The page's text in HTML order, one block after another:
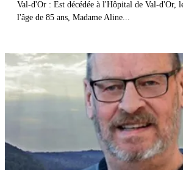
Val-d'Or : Est décédée à l'Hôpital de Val-d'Or,
l'âge de 85 ans, Madame Aline...